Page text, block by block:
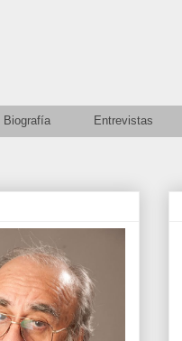
Biografía Entrevistas